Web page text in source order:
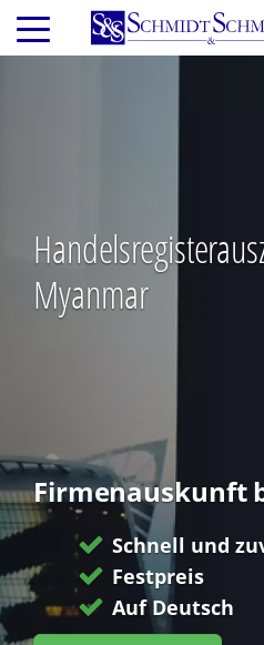
Direkt
zum
Inhalt
Myanmar
Firmenauskunft
Schnell und
Festpreis
Auf Deutsch